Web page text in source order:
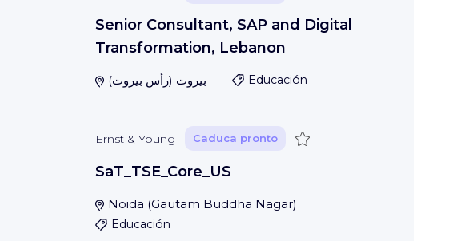
Senior Consultant, SAP and Digital
Transformation, Lebanon
بيروت (رأس بيروت) Educación
Ernst & Young Caduca pronto Guardar
SaT_TSE_Core_US
Noida (Gautam Buddha Nagar)
Educación